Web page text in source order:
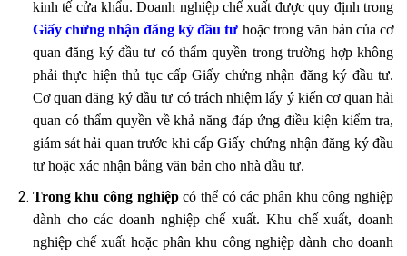
kinh tế cửa khẩu. Doanh nghiệp chế xuất được quy định trong
Giấy chứng nhận đăng ký đầu tư hoặc trong văn bản của cơ
quan đăng ký đầu tư có thẩm quyền trong trường hợp không
phải thực hiện thủ tục cấp Giấy chứng nhận đăng ký đầu tư.
Cơ quan đăng ký đầu tư có trách nhiệm lấy ý kiến cơ quan hải
quan có thẩm quyền về khả năng đáp ứng điều kiện kiểm tra,
giám sát hải quan trước khi cấp Giấy chứng nhận đăng ký đầu
tư hoặc xác nhận bằng văn bản cho nhà đầu tư.
Trong khu công nghiệpcó thể có các phân khu công nghiệp
dành cho các doanh nghiệp chế xuất. Khu chế xuất, doanh
nghiệp chế xuất hoặc phân khu công nghiệp dành cho doanh